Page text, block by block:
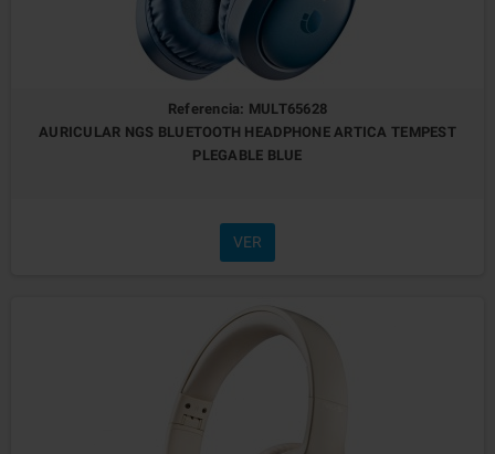
Referencia: MULT65628
AURICULAR NGS BLUETOOTH HEADPHONE ARTICA TEMPEST
PLEGABLE BLUE
VER